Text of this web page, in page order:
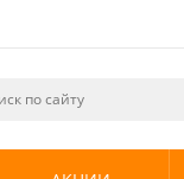
и
использования.